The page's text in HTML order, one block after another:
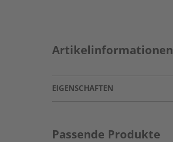
Artikelinformationen
EIGENSCHAFTEN
Passende Produkte